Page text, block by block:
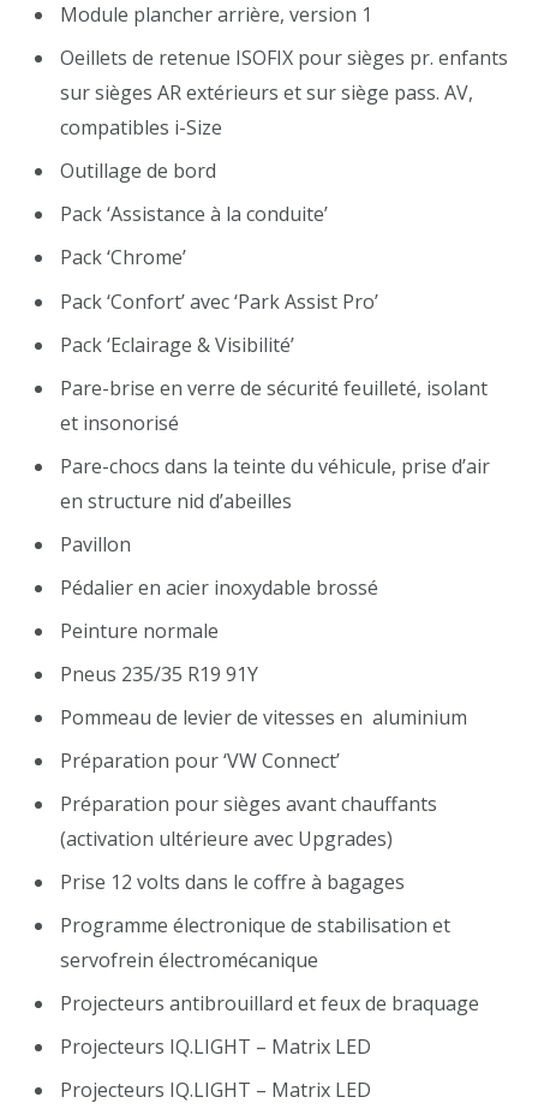
Module plancher arrière, version 1
Oeillets de retenue ISOFIX pour sièges pr. enfants
sur sièges AR extérieurs et sur siège pass. AV,
compatibles i-Size
Outillage de bord
Pack ‘Assistance à la conduite’
Pack ‘Chrome’
Pack ‘Confort’ avec ‘Park Assist Pro’
Pack ‘Eclairage & Visibilité’
Pare-brise en verre de sécurité feuilleté, isolant
et insonorisé
Pare-chocs dans la teinte du véhicule, prise d’air
en structure nid d’abeilles
Pavillon
Pédalier en acier inoxydable brossé
Peinture normale
Pneus 235/35 R19 91Y
Pommeau de levier de vitesses en aluminium
Préparation pour ‘VW Connect’
Préparation pour sièges avant chauffants
(activation ultérieure avec Upgrades)
Prise 12 volts dans le coffre à bagages
Programme électronique de stabilisation et
servofrein électromécanique
Projecteurs antibrouillard et feux de braquage
Projecteurs IQ.LIGHT – Matrix LED
Projecteurs IQ.LIGHT – Matrix LED